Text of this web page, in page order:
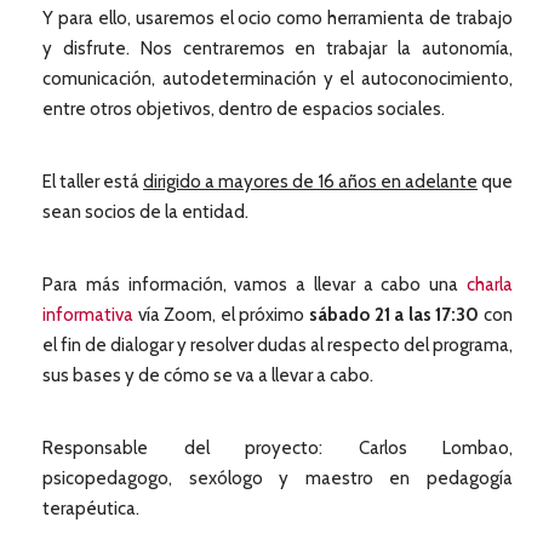
Y para ello, usaremos el ocio como herramienta de trabajo
y disfrute. Nos centraremos en trabajar la autonomía,
comunicación, autodeterminación y el autoconocimiento,
entre otros objetivos, dentro de espacios sociales.
El taller estádirigido a mayores de 16 años en adelante que
sean socios de la entidad.
Para más información, vamos a llevar a cabo una charla
informativa vía Zoom, el próximo sábado 21 a las 17:30 con
el fin de dialogar y resolver dudas al respecto del programa,
sus bases y de cómo se va a llevar a cabo.
Responsable del proyecto: Carlos Lombao,
psicopedagogo, sexólogo y maestro en pedagogía
terapéutica.